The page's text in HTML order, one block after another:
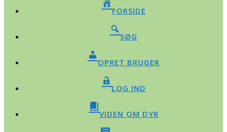
FORSIDE
SØG
OPRET BRUGER
LOG IND
VIDEN OM DYR